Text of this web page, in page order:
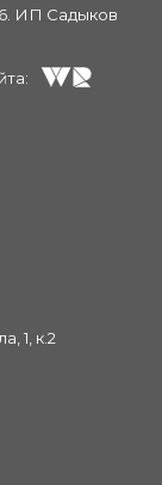
1, к.2
ИП Садыков